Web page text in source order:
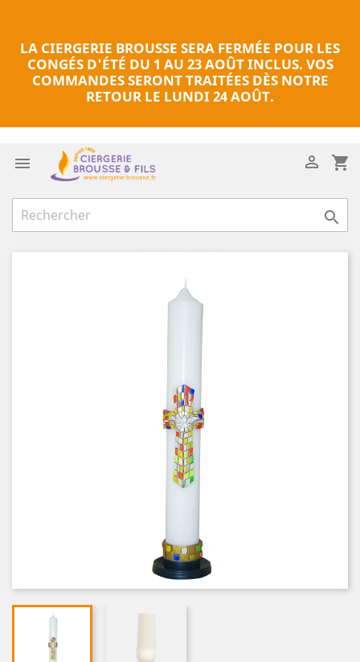
LA CIERGERIE BROUSSE SERA FERMÉE POUR LES
CONGÉS D'ÉTÉ DU 1 AU 23 AOÛT INCLUS. VOS
COMMANDES SERONT TRAITÉES DÈS NOTRE
RETOUR LE LUNDI 24 AOÛT.
 shopping_cart

